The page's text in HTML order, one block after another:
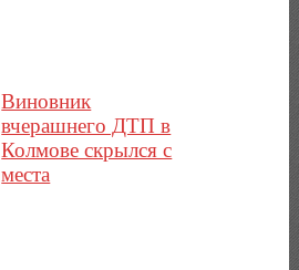
Виновник
вчерашнего ДТП в
Колмове скрылся с
места